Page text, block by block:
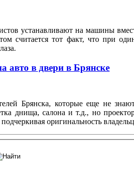
устанавливают на машины
считается тот факт, что при
авто в двери в Брянске
Брянска, которые еще не
днища, салона и т.д., но
оригинальность